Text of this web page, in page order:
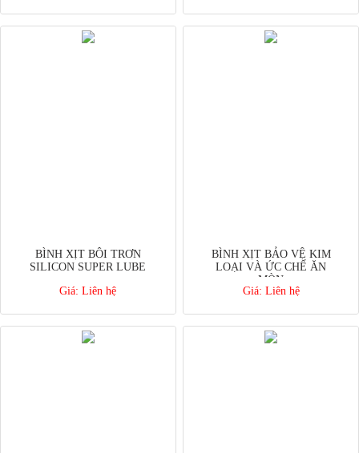
BÌNH XỊT BÔI TRƠN
SILICON SUPER LUBE
Giá: Liên hệ
BÌNH XỊT BẢO VỆ KIM
LOẠI VÀ ỨC CHẾ ĂN
MÒN
Giá: Liên hệ